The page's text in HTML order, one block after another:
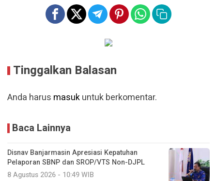
Tinggalkan Balasan
Anda harus masukuntuk berkomentar.
Baca Lainnya
Disnav Banjarmasin Apresiasi Kepatuhan
Pelaporan SBNP dan SROP/VTS Non-DJPL
8 Agustus 2026 - 10:49 WIB